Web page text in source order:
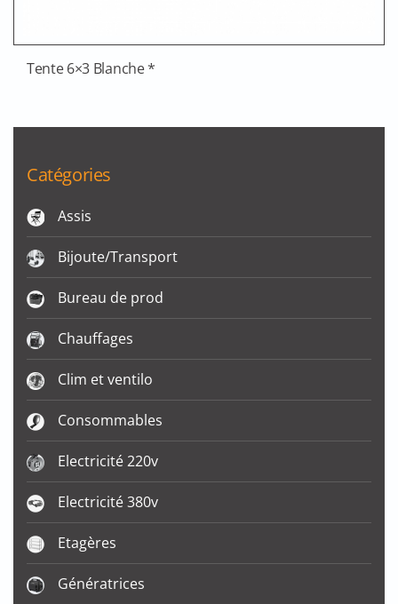
Tente 6×3 Blanche *
Catégories
Assis
Bijoute/Transport
Bureau de prod
Chauffages
Clim et ventilo
Consommables
Electricité 220v
Electricité 380v
Etagères
Génératrices